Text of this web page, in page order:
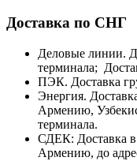
Доставка по СНГ
Деловые линии.
терминала;
ПЭК. Доставка
Энергия.
Армению,
терминала.
СДЕК: Доставка в
Армению, до